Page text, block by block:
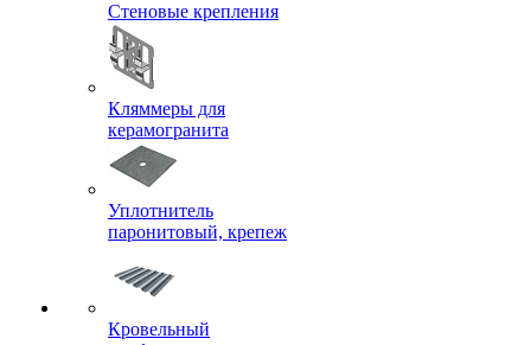
Стеновые крепления
Кляммеры для
керамогранита
Уплотнитель
паронитовый, крепеж
Кровельный